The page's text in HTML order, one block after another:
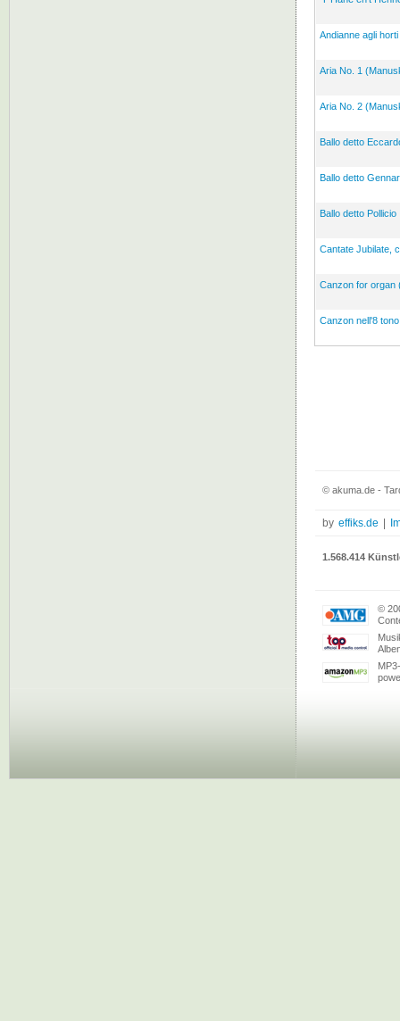
Andianne agli
Aria No. 1
Aria No. 2
Ballo detto
Ballo detto
Ballo detto Pollicio
Cantate Jubilate,
Canzon for organ
Canzon nell'8
© akuma.de -
by effiks.de
1.568.414
©